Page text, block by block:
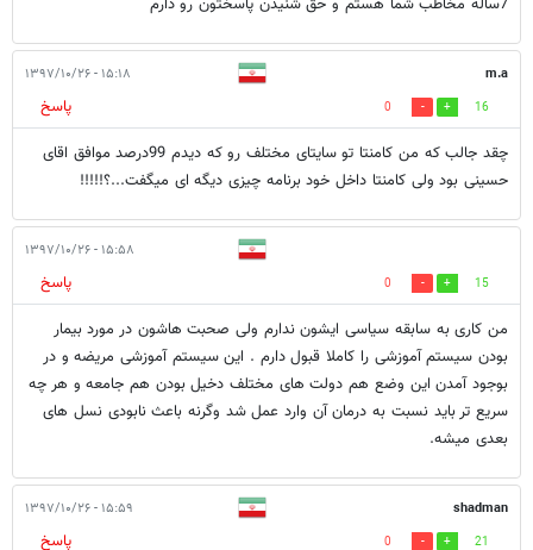
m.a ۱۵:۱۸ - ۱۳۹۷/۱۰/۲۶
16
0
پاسخ
چقد جالب که من کامنتا تو سایتای مختلف رو که دیدم 99درصد موافق اقای
حسینی بود ولی کامنتا داخل خود برنامه چیزی دیگه ای میگفت...؟!!!!!
۱۵:۵۸ - ۱۳۹۷/۱۰/۲۶
15
0
پاسخ
من کاری به سابقه سیاسی ایشون ندارم ولی صحبت هاشون در مورد بیمار
بودن سیستم آموزشی را کاملا قبول دارم . این سیستم آموزشی مریضه و در
بوجود آمدن این وضع هم دولت های مختلف دخیل بودن هم جامعه و هر چه
سریع تر باید نسبت به درمان آن وارد عمل شد وگرنه باعث نابودی نسل های
بعدی میشه.
shadman ۱۵:۵۹ - ۱۳۹۷/۱۰/۲۶
21
0 پاسخ